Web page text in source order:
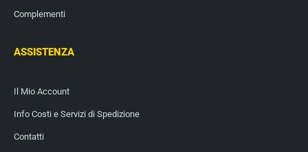
Complementi
ASSISTENZA
Il Mio Account
Info Costi e Servizi di Spedizione
Contatti